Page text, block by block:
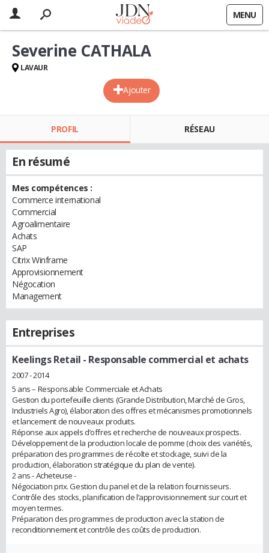
MENU
Ajouter
Severine CATHALA
LAVAUR
PROFIL RÉSEAU
En résumé
Mes compétences :
Commerce international
Commercial
Agroalimentaire
Achats
SAP
Citrix Winframe
Approvisionnement
Négocation
Management
Entreprises
Keelings Retail - Responsable commercial et achats
2007 - 2014
5 ans – Responsable Commerciale et Achats
Gestion du portefeuille clients (Grande Distribution, Marché de Gros,
Industriels Agro), élaboration des offres et mécanismes promotionnels
et lancement de nouveaux produits.
Réponse aux appels d’offres et recherche de nouveaux prospects.
Développement de la production locale de pomme (choix des variétés,
préparation des programmes de récolte et stockage, suivi de la
production, élaboration stratégique du plan de vente).
2 ans - Acheteuse -
Négociation prix. Gestion du panel et de la relation fournisseurs.
Contrôle des stocks, planification de l’approvisionnement sur court et
moyen termes.
Préparation des programmes de production avec la station de
reconditionnement et contrôle des coûts de production.